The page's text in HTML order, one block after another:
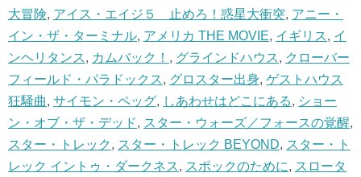
大冒険, アイス・エイジ５ 止めろ！惑星大衝突, アニー・
イン・ザ・ターミナル, アメリカ THE MOVIE, イギリス, イ
ンヘリタンス, カムバック！ , グラインドハウス, クローバー
フィールド・パラドックス, グロスター出身, ゲストハウス
狂騒曲, サイモン・ペッグ, しあわせはどこにある, ショー
ン・オブ・ザ・デッド, スター・ウォーズ／フォースの覚醒,
スター・トレック , スター・トレック BEYOND, スター・ト
レック イントゥ・ダークネス, スポックのために, スロータ